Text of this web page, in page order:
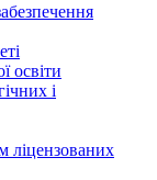
освіти
і
ліцензoваних